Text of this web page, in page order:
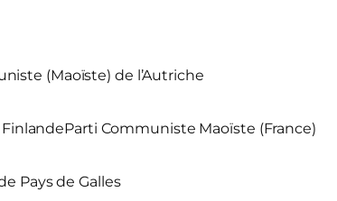
(Maoïste) de l’Autriche
Parti Communiste Maoïste (France)
Pays de Galles